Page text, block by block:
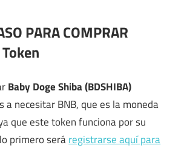
PARA COMPRAR
Baby Doge Shiba (BDSHIBA)
a necesitar BNB, que es la moneda
que este token funciona por su
primero seráregistrarse aquí para